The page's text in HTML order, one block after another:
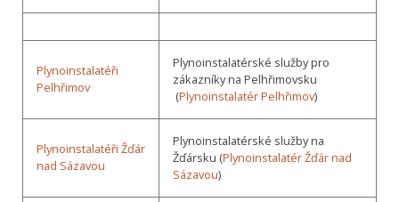
Plynoinstalatéři
Pelhřimov
Plynoinstalatérské služby pro
zákazníky na Pelhřimovsku
(Plynoinstalatér Pelhřimov)
Plynoinstalatéři Žďár
nad Sázavou
Plynoinstalatérské služby na
Žďársku (Plynoinstalatér Žďár nad
Sázavou)